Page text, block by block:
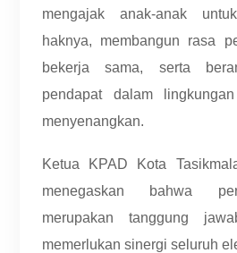
mengajak anak-anak
haknya, membangun rasa
bekerja sama, serta
pendapat dalam
menyenangkan.
Ketua KPAD Kota
menegaskan bahwa
merupakan tanggung
memerlukan sinergi seluruh